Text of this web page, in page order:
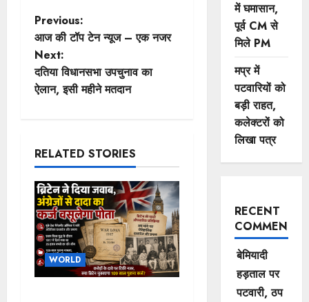
P
o
s
n
a
v
i
g
a
Previous:
आज की टॉप टेन न्यूज – एक नजर
Next:
दतिया विधानसभा उपचुनाव का
ऐलान, इसी महीने मतदान
RELATED STORIES
WORLD
में घमासान,
पूर्व CM से
मिले PM
मप्र में
पटवारियों को
बड़ी राहत,
कलेक्टरों को
लिखा पत्र
RECENT
COMMENTS
बेमियादी
हड़ताल पर
पटवारी, ठप